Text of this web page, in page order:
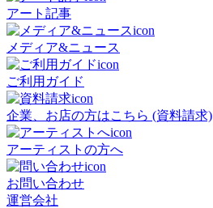
アート記事
メディア&ニュース
ご利用ガイド
企業、お店の方はこちら (資料請求)
アーティストの方へ
お問い合わせ
運営会社